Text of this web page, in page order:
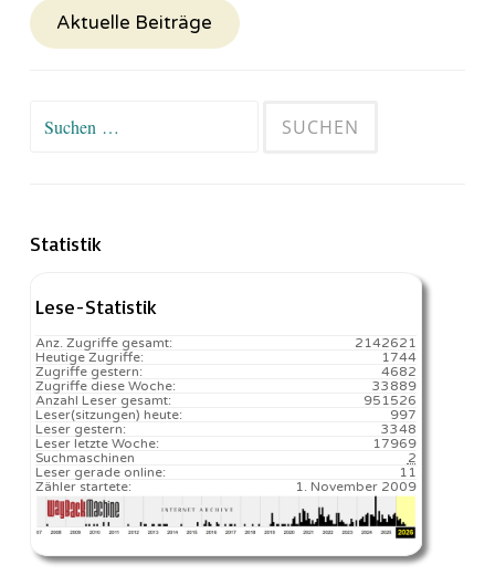
Aktuelle Beiträge
Suchen
Statistik
Lese-Statistik
2142621
Anz. Zugriffe gesamt:
1744
Heutige Zugriffe:
4682
Zugriffe gestern:
33889
Zugriffe diese Woche:
951526
Anzahl Leser gesamt:
997️
Leser(sitzungen) heute:
3348
Leser gestern:
17969️
Leser letzte Woche:
2
Suchmaschinen
11
Leser gerade online:
1. November 2009
Zähler startete: